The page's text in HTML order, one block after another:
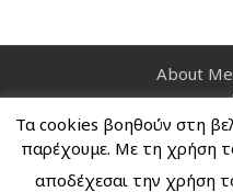
About Me
Nancy's Blog ©
Τα cookies βοηθούν στη
παρέχουμε. Με τη χρήση
αποδέχεσαι την χρήση